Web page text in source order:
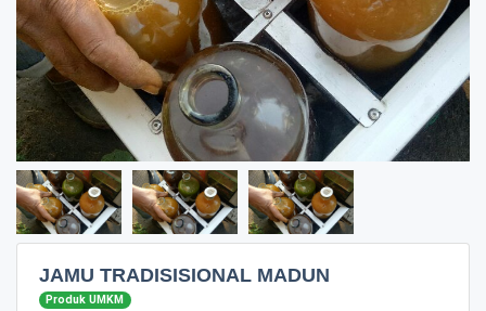
JAMU TRADISISIONAL MADUN
Produk UMKM